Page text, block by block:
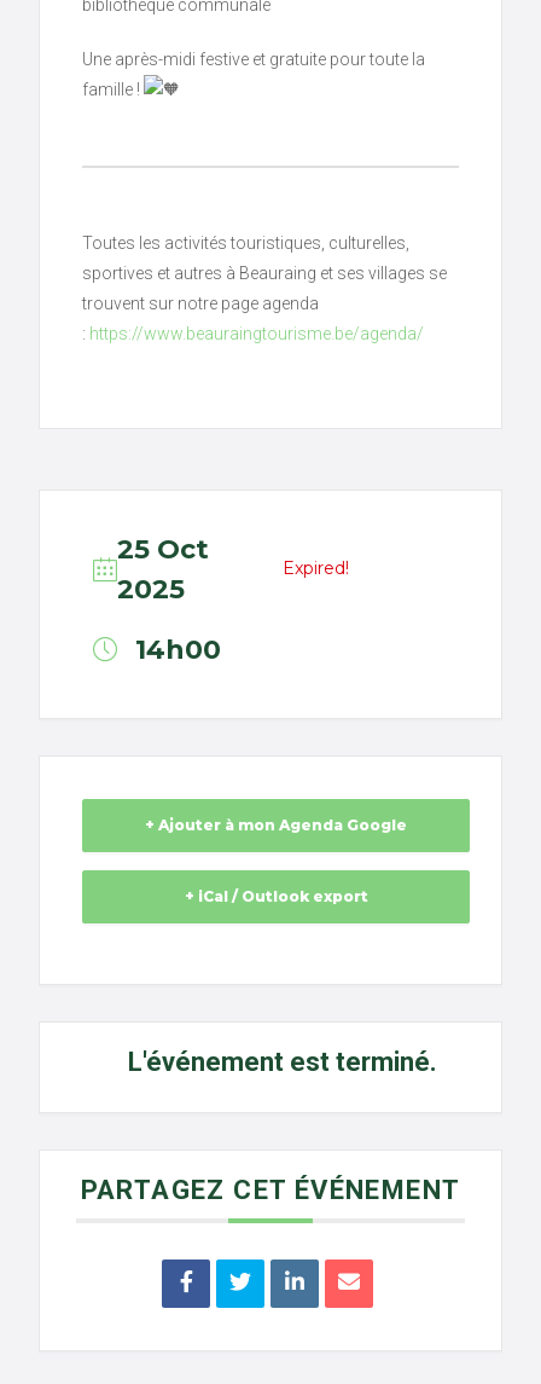
bibliothèque communale
Une après-midi festive et gratuite pour toute la
famille !
Toutes les activités touristiques, culturelles,
sportives et autres à Beauraing et ses villages se
trouvent sur notre page agenda
: https://www.beauraingtourisme.be/agenda/
25 Oct
2025
Expired!
14h00
+ Ajouter à mon Agenda Google
+ iCal / Outlook export
L'événement est terminé.
PARTAGEZ CET ÉVÉNEMENT